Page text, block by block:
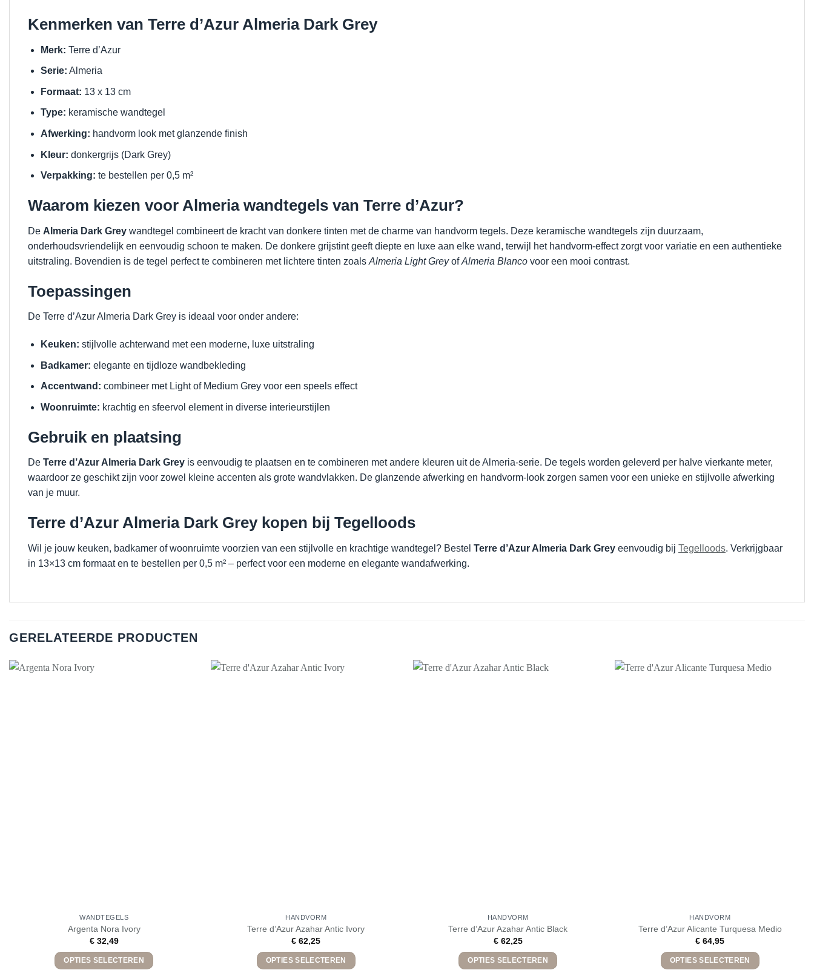
Kenmerken van Terre d’Azur Almeria Dark Grey
Merk: Terre d’Azur
Serie: Almeria
Formaat: 13 x 13 cm
Type: keramische wandtegel
Afwerking: handvorm look met glanzende finish
Kleur: donkergrijs (Dark Grey)
Verpakking: te bestellen per 0,5 m²
Waarom kiezen voor Almeria wandtegels van Terre d’Azur?
De Almeria Dark Grey wandtegel combineert de kracht van donkere tinten met de charme van handvorm tegels. Deze keramische wandtegels zijn duurzaam,
onderhoudsvriendelijk en eenvoudig schoon te maken. De donkere grijstint geeft diepte en luxe aan elke wand, terwijl het handvorm-effect zorgt voor variatie en een authentieke
uitstraling. Bovendien is de tegel perfect te combineren met lichtere tinten zoals Almeria Light GreyofAlmeria Blanco voor een mooi contrast.
Toepassingen
De Terre d’Azur Almeria Dark Grey is ideaal voor onder andere:
Keuken: stijlvolle achterwand met een moderne, luxe uitstraling
Badkamer: elegante en tijdloze wandbekleding
Accentwand: combineer met Light of Medium Grey voor een speels effect
Woonruimte: krachtig en sfeervol element in diverse interieurstijlen
Gebruik en plaatsing
De Terre d’Azur Almeria Dark Grey is eenvoudig te plaatsen en te combineren met andere kleuren uit de Almeria-serie. De tegels worden geleverd per halve vierkante meter,
waardoor ze geschikt zijn voor zowel kleine accenten als grote wandvlakken. De glanzende afwerking en handvorm-look zorgen samen voor een unieke en stijlvolle afwerking
van je muur.
Terre d’Azur Almeria Dark Grey kopen bij Tegelloods
Wil je jouw keuken, badkamer of woonruimte voorzien van een stijlvolle en krachtige wandtegel? Bestel Terre d’Azur Almeria Dark Grey eenvoudig bij Tegelloods. Verkrijgbaar
in 13×13 cm formaat en te bestellen per 0,5 m² – perfect voor een moderne en elegante wandafwerking.
GERELATEERDE PRODUCTEN
WANDTEGELS
Argenta Nora Ivory
€32,49
OPTIES SELECTEREN
HANDVORM
Terre d’Azur Azahar Antic Ivory
€ 62,25
OPTIES SELECTEREN
HANDVORM
Terre d’Azur Azahar Antic Black
€62,25
OPTIES SELECTEREN
HANDVORM
Terre d’Azur Alicante Turquesa Medio
€ 64,95
OPTIES SELECTEREN